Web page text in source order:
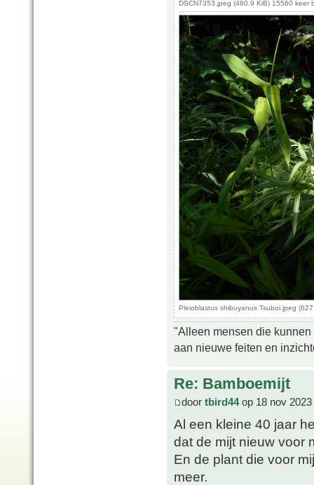
DSCN7353.jpeg (460.9 KiB) 15560 keer
Pleioblastus shibuyanus Tsuboi.jpeg
"Alleen mensen die
aan nieuwe feiten en
Re: Bamboemijt
door tbird44op 18 nov 2023
Al een kleine 40 jaar
dat de mijt nieuw voor
En de plant die voor
meer.